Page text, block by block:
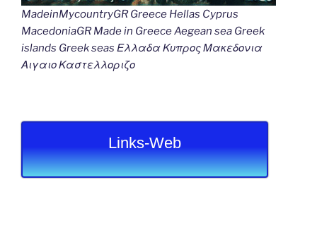
MadeinMycountryGR Greece Hellas Cyprus
MacedoniaGR Made in Greece Aegean sea Greek
islands Greek seas Ελλαδα Κυπρος Μακεδονια
Αιγαιο Καστελλοριζο
Links-Web